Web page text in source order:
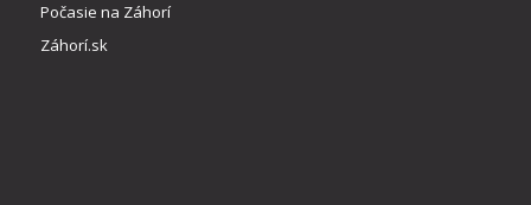
Počasie na Záhorí
Záhorí.sk